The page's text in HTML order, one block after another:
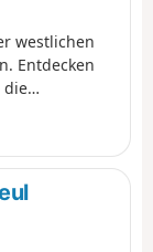
westlichen
Entdecken
die
beenden